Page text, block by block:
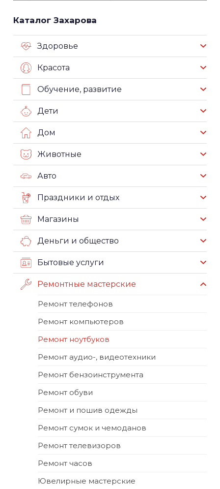
Каталог Захарова
Здоровье
Красота
Обучение, развитие
Дети
Дом
Животные
Авто
Праздники и отдых
Магазины
Деньги и общество
Бытовые услуги
Ремонтные мастерские
Ремонт телефонов
Ремонт компьютеров
Ремонт ноутбуков
Ремонт аудио-, видеотехники
Ремонт бензоинструмента
Ремонт обуви
Ремонт и пошив одежды
Ремонт сумок и чемоданов
Ремонт телевизоров
Ремонт часов
Ювелирные мастерские